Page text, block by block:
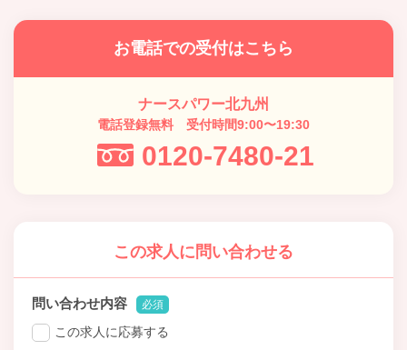
お電話での受付はこちら
ナースパワー北九州
電話登録無料 受付時間9:00〜19:30
0120-7480-21
この求人に問い合わせる
問い合わせ内容 必須
この求人に応募する